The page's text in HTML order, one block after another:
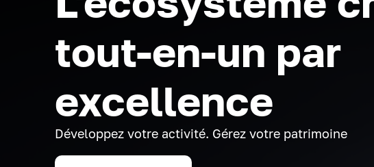
tout-en-un par
excellence
Développez votre activité. Gérez votre patrimoine